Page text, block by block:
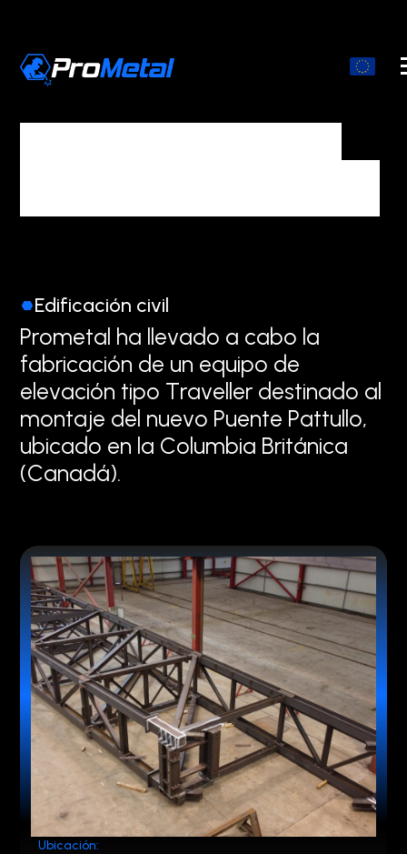
Edificación civil
Prometal ha llevado a cabo la
fabricación de un equipo de
elevación tipo Traveller destinado al
montaje del nuevo Puente Pattullo,
ubicado en la Columbia Británica
(Canadá).
Ubicación: